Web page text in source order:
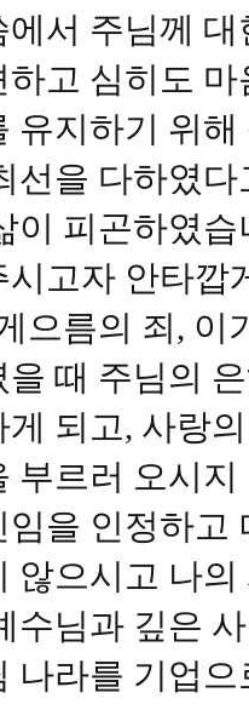
에서 주님께
하고 심히도
유지하기 위
선을 다하였
이 피곤하였
시고자 안타깝
으름의 죄, 이
을 때 주님의
게 되고, 사랑
부르러 오시
임을 인정하고
않으시고 나
수님과 깊은
나라를 기업